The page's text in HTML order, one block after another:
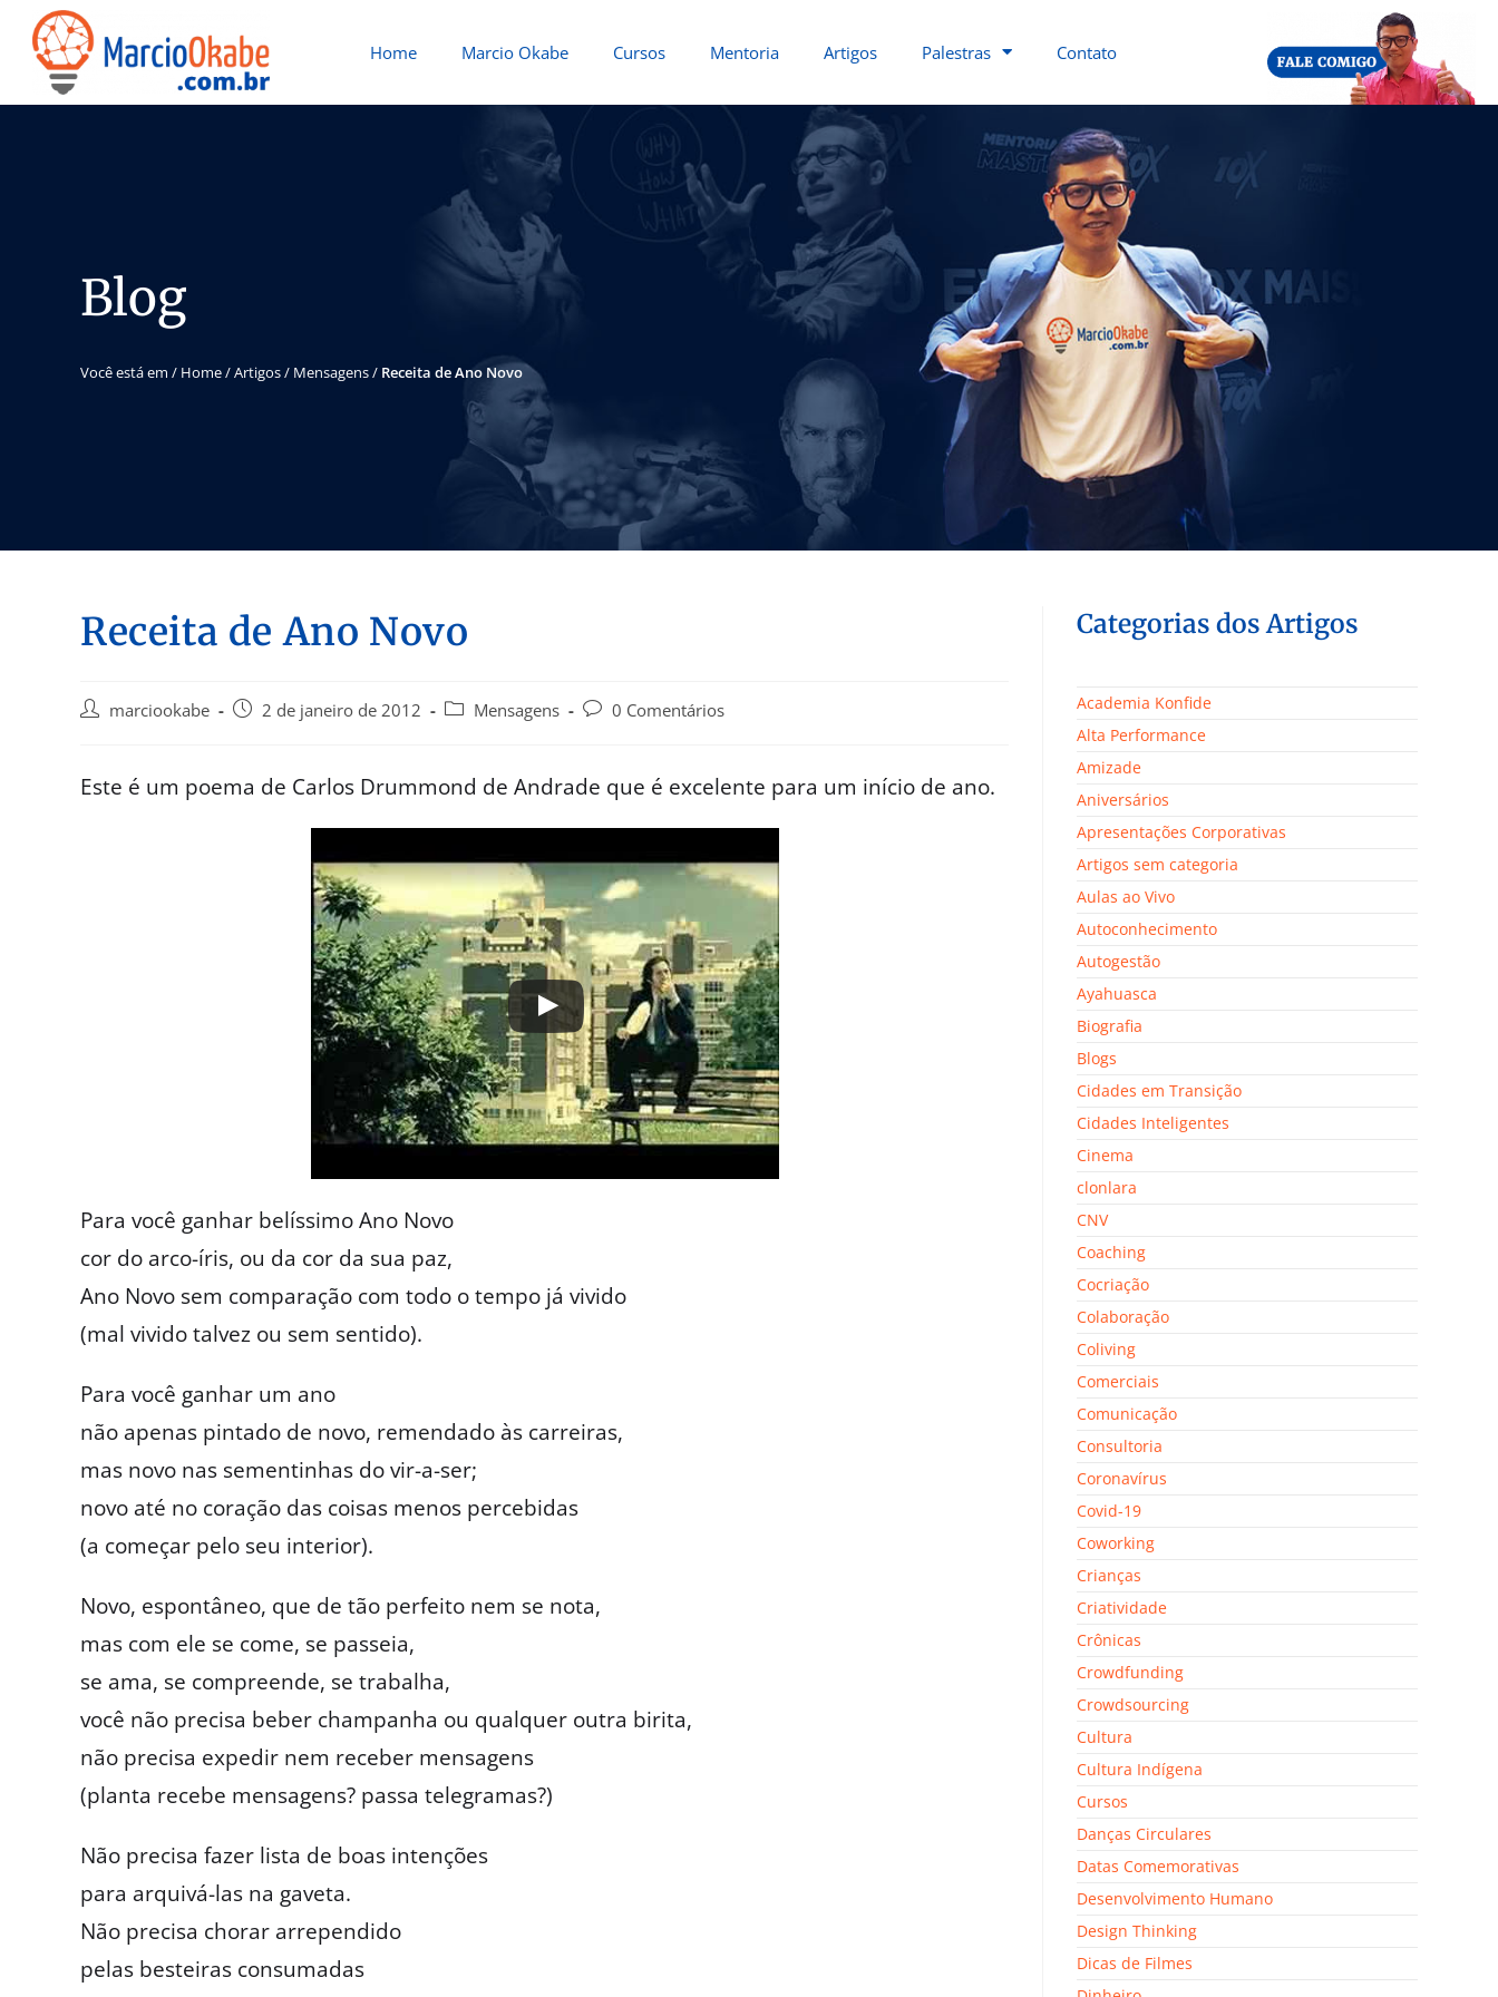
Home Marcio Okabe Cursos Mentoria Artigos Palestras Contato
Blog
Você está em / Home/Artigos/ Mensagens/ Receita de Ano Novo
Receita de Ano Novo
marciookabe 2 de janeiro de 2012 Mensagens 0 Comentários
Este é um poema de Carlos Drummond de Andrade que é excelente para um início de ano.
Para você ganhar belíssimo Ano Novo
cor do arco-íris, ou da cor da sua paz,
Ano Novo sem comparação com todo o tempo já vivido
(mal vivido talvez ou sem sentido).
Para você ganhar um ano
não apenas pintado de novo, remendado às carreiras,
mas novo nas sementinhas do vir-a-ser;
novo até no coração das coisas menos percebidas
(a começar pelo seu interior).
Novo, espontâneo, que de tão perfeito nem se nota,
mas com ele se come, se passeia,
se ama, se compreende, se trabalha,
você não precisa beber champanha ou qualquer outra birita,
não precisa expedir nem receber mensagens
(planta recebe mensagens? passa telegramas?)
Não precisa fazer lista de boas intenções
para arquivá-las na gaveta.
Não precisa chorar arrependido
pelas besteiras consumadas
Categorias dos Artigos
Academia Konfide
Alta Performance
Amizade
Aniversários
Apresentações Corporativas
Artigos sem categoria
Aulas ao Vivo
Autoconhecimento
Autogestão
Ayahuasca
Biografia
Blogs
Cidades em Transição
Cidades Inteligentes
Cinema
clonlara
CNV
Coaching
Cocriação
Colaboração
Coliving
Comerciais
Comunicação
Consultoria
Coronavírus
Covid-19
Coworking
Crianças
Criatividade
Crônicas
Crowdfunding
Crowdsourcing
Cultura
Cultura Indígena
Cursos
Danças Circulares
Datas Comemorativas
Desenvolvimento Humano
Design Thinking
Dicas de Filmes